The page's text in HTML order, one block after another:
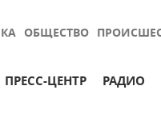
ОБЩЕСТВО
ПРЕСС-ЦЕНТР РАДИО